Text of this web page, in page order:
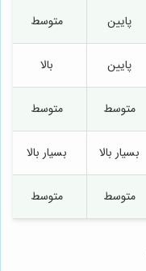
پایین متوسط
پایین بالا
متوسط متوسط
بسیار بالا بسیار بالا
متوسط متوسط